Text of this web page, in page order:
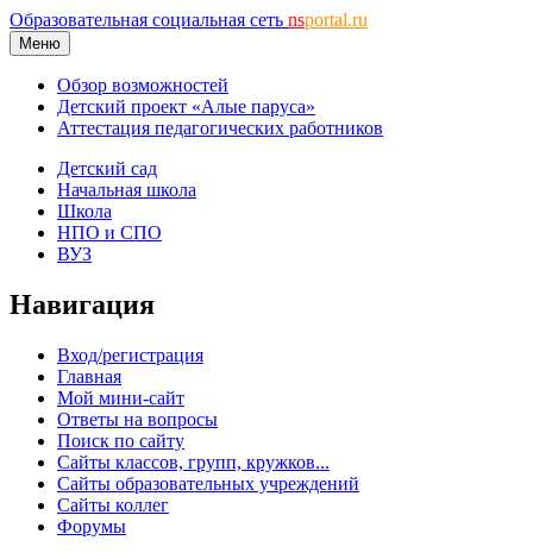
Образовательная социальная сеть nsportal.ru
Меню
Обзор возможностей
Детский проект «Алые паруса»
Аттестация педагогических работников
Детский сад
Начальная школа
Школа
НПО и СПО
ВУЗ
Навигация
Вход/регистрация
Главная
Мой мини-сайт
Ответы на вопросы
Поиск по сайту
Сайты классов, групп, кружков...
Сайты образовательных учреждений
Сайты коллег
Форумы